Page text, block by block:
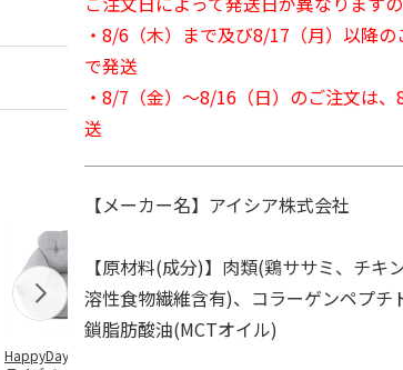
HappyDays 2wayド
・8/6（木）まで及び8/17（月）以降
で発送
・8/7（金）～8/16（日）のご注文は
送
【メーカー名】アイシア株式会社
【原材料(成分)】肉類(鶏ササミ、チ
溶性食物繊維含有)、コラーゲンペプ
鎖脂肪酸油(MCTオイル)